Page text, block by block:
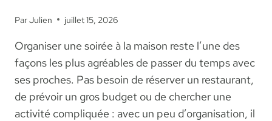
ParJulien juillet 15, 2026
Organiser une soirée à la maison reste l’une des
façons les plus agréables de passer du temps avec
ses proches. Pas besoin de réserver un restaurant,
de prévoir un gros budget ou de chercher une
activité compliquée : avec un peu d’organisation, il